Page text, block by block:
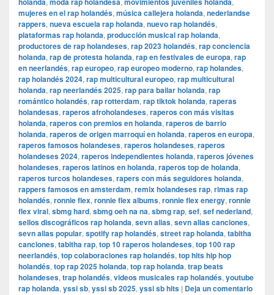
mujeres en el rap holandés, música callejera holanda, nederlandse
rappers, nueva escuela rap holanda, nuevo rap holandés,
plataformas rap holanda, producción musical rap holanda,
productores de rap holandeses, rap 2023 holandés, rap conciencia
holanda, rap de protesta holanda, rap en festivales de europa, rap
en neerlandés, rap europeo, rap europeo moderno, rap holandes,
rap holandés 2024, rap multicultural europeo, rap multicultural
holanda, rap neerlandés 2025, rap para bailar holanda, rap
romántico holandés, rap rotterdam, rap tiktok holanda, raperas
holandesas, raperos afroholandeses, raperos con más visitas
holanda, raperos con premios en holanda, raperos de barrio
holanda, raperos de origen marroquí en holanda, raperos en europa,
raperos famosos holandeses, raperos holandeses, raperos
holandeses 2024, raperos independientes holanda, raperos jóvenes
holandeses, raperos latinos en holanda, raperos top de holanda,
raperos turcos holandeses, rapers con más seguidores holanda,
rappers famosos en amsterdam, remix holandeses rap, rimas rap
holandés, ronnie flex, ronnie flex albums, ronnie flex energy, ronnie
flex viral, sbmg hard, sbmg oeh na na, sbmg rap, sef, sef nederland,
sellos discográficos rap holanda, sevn alias, sevn alias canciones,
sevn alias popular, spotify rap holandés, street rap holanda, tabitha
canciones, tabitha rap, top 10 raperos holandeses, top 100 rap
neerlandés, top colaboraciones rap holandés, top hits hip hop
holandés, top rap 2025 holanda, top rap holanda, trap beats
holandeses, trap holandés, videos musicales rap holandés, youtube
rap holanda, yssi sb, yssi sb 2025, yssi sb hits | Deja un comentario